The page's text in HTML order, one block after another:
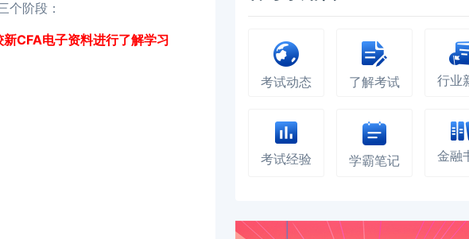
个阶段：
CFA电子资料进行了解学习
考试动态 了解考试 行业
考试经验 学霸笔记 金融